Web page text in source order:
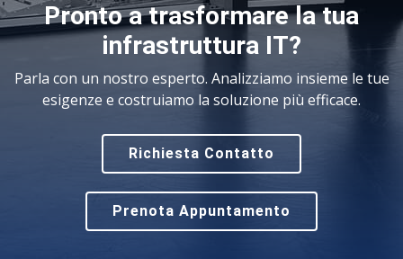
Pronto a trasformare la tua
infrastruttura IT?
Parla con un nostro esperto. Analizziamo insieme le tue
esigenze e costruiamo la soluzione più efficace.
Richiesta Contatto
Prenota Appuntamento